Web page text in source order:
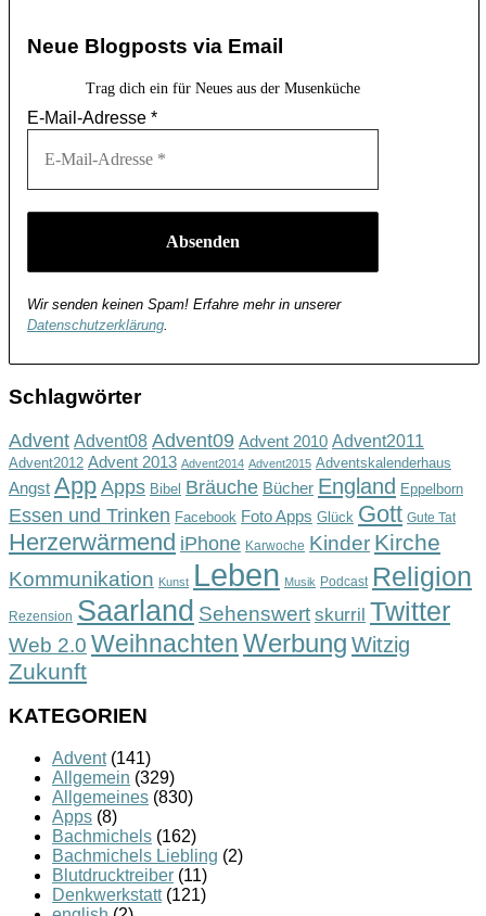
Neue Blogposts via Email
Trag dich ein für Neues aus der Musenküche
E-Mail-Adresse *
Wir senden keinen Spam! Erfahre mehr in unserer
Datenschutzerklärung.
Schlagwörter
Advent Advent08 Advent09 Advent 2010 Advent2011
Advent2012 Advent 2013 Advent2014 Advent2015 Adventskalenderhaus
Angst App Apps Bibel Bräuche Bücher England Eppelborn
Essen und Trinken Facebook Foto Apps Glück Gott Gute Tat
Herzerwärmend iPhone Karwoche Kinder Kirche
Kommunikation Kunst Leben Musik Podcast Religion
Rezension Saarland Sehenswert skurril Twitter
Web 2.0 WeihnachtenWerbung Witzig
Zukunft
KATEGORIEN
Advent(141)
Allgemein (329)
Allgemeines (830)
Apps (8)
Bachmichels (162)
Bachmichels Liebling (2)
Blutdrucktreiber (11)
Denkwerkstatt(121)